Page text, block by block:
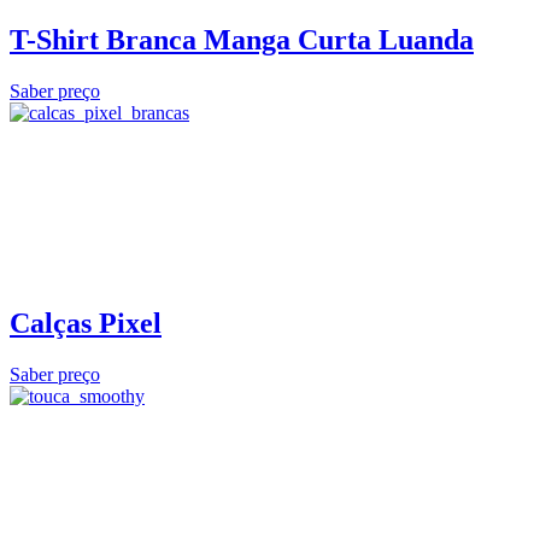
T-Shirt Branca Manga Curta Luanda
Saber preço
Calças Pixel
Saber preço